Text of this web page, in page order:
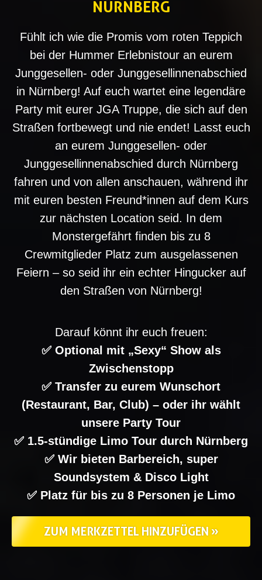
NÜRNBERG
Fühlt ich wie die Promis vom roten Teppich
bei der Hummer Erlebnistour an eurem
Junggesellen- oder Junggesellinnenabschied
in Nürnberg! Auf euch wartet eine legendäre
Party mit eurer JGA Truppe, die sich auf den
Straßen fortbewegt und nie endet! Lasst euch
an eurem Junggesellen- oder
Junggesellinnenabschied durch Nürnberg
fahren und von allen anschauen, während ihr
mit euren besten Freund*innen auf dem Kurs
zur nächsten Location seid. In dem
Monstergefährt finden bis zu 8
Crewmitglieder Platz zum ausgelassenen
Feiern – so seid ihr ein echter Hingucker auf
den Straßen von Nürnberg!
Darauf könnt ihr euch freuen:
✅ Optional mit „Sexy“ Show als
Zwischenstopp
✅ Transfer zu eurem Wunschort
(Restaurant, Bar, Club) – oder ihr wählt
unsere Party Tour
✅ 1.5-stündige Limo Tour durch Nürnberg
✅ Wir bieten Barbereich, super
Soundsystem & Disco Light
✅ Platz für bis zu 8 Personen je Limo
ZUM MERKZETTEL HINZUFÜGEN »